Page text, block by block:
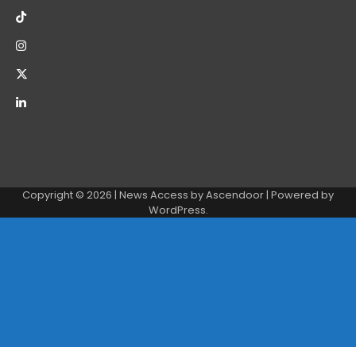
Copyright © 2026 | News Access byAscendoor| Powered by
WordPress.